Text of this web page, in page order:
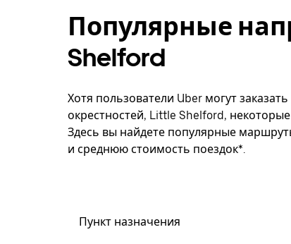
Популярные
Shelford
Хотя пользователи Uber могут
окрестностей, Little Shelford,
Здесь вы найдете популярные
и среднюю стоимость поездок*.
Пункт назначения